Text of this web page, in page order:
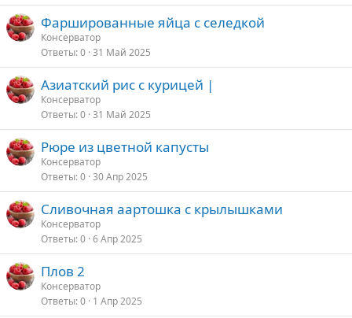
Фаршированные яйца с селедкой
Консерватор
Ответы 0 31 Май 2025
Азиатский рис с курицей |
Консерватор
Ответы 0 31 Май 2025
Рюре из цветной капусты
Консерватор
Ответы 0 30 Апр 2025
Сливочная аартошка с крылышками
Консерватор
Ответы 0 6 Апр 2025
Плов 2
Консерватор
Ответы 0 1 Апр 2025